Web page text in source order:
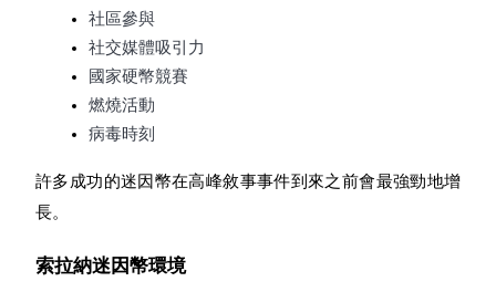
社區參與
社交媒體吸引力
國家硬幣競賽
燃燒活動
病毒時刻
許多成功的迷因幣在高峰敘事事件到來之前會最強勁地增
長。
索拉納迷因幣環境